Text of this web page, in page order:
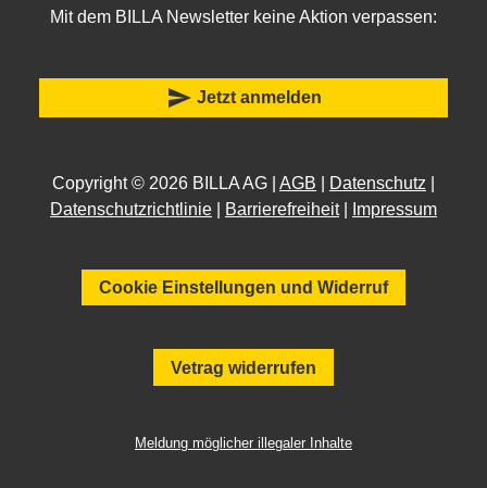
Mit dem BILLA Newsletter keine Aktion verpassen:
send Jetzt anmelden
Copyright © 2026 BILLA AG | AGB Datenschutz
Datenschutzrichtlinie
Barrierefreiheit| Impressum
Cookie Einstellungen und Widerruf
Vetrag widerrufen
Meldung möglicher illegaler Inhalte